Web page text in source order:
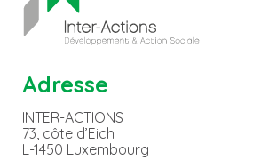
Adresse
INTER-ACTIONS
73, côte d’Eich
L-1450 Luxembourg